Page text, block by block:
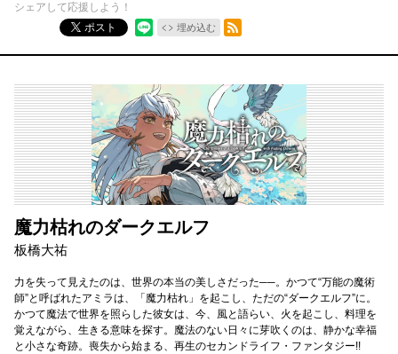
シェアして応援しよう！
ポスト
埋め込む
RSSフィード
魔力枯れのダークエルフ
板橋大祐
力を失って見えたのは、世界の本当の美しさだった──。かつて“万能の魔術
師”と呼ばれたアミラは、「魔力枯れ」を起こし、ただの“ダークエルフ”に。
かつて魔法で世界を照らした彼女は、今、風と語らい、火を起こし、料理を
覚えながら、生きる意味を探す。魔法のない日々に芽吹くのは、静かな幸福
と小さな奇跡。喪失から始まる、再生のセカンドライフ・ファンタジー!!